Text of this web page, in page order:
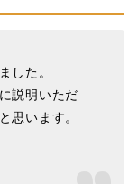
した。
説明いただ
思います。